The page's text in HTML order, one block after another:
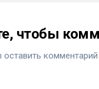
чтобы
комментарий